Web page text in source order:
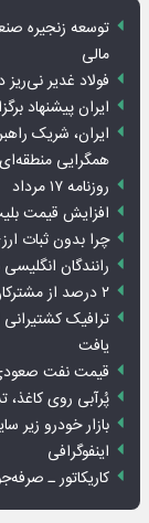
توسعه زنجیره
مالی
فولاد غدیر نی‌ریز در جمع ۱۰ شرکت
ایران پیشنهاد
ایران، شریک
همگرایی منطقه‌ای
روزنامه ۱۷ مرداد
افزایش قیمت
چرا بدون ثبات
رانندگان
۲ درصد از مشترکان ۱۰ درصد برق خانگی را مصرف می‌کنند!
یافت
قیمت نفت
پُرآبی روی
بازار خودرو زیر
اینفوگرافی
کاریکاتور ـ